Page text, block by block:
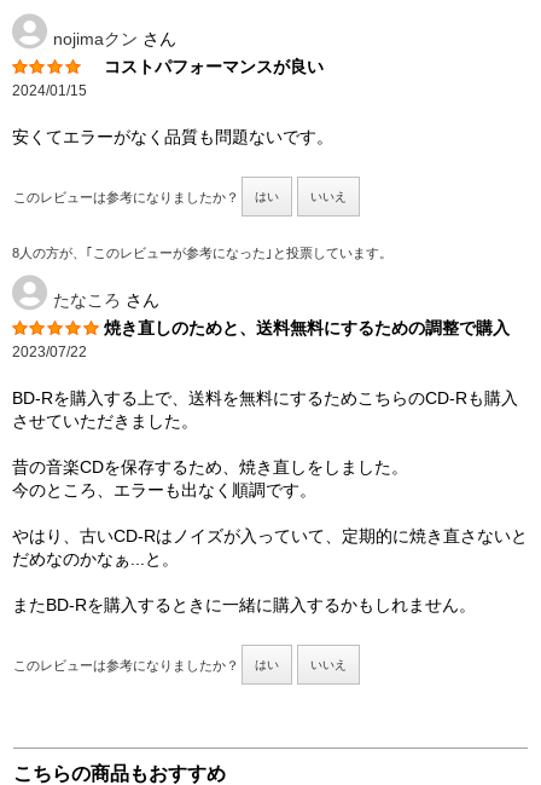
nojimaクン さん
コストパフォーマンスが良い
2024/01/15
安くてエラーがなく品質も問題ないです。
このレビューは参考になりましたか？ はい いいえ
8人の方が、｢このレビューが参考になった｣と投票しています。
たなころ さん
焼き直しのためと、送料無料にするための調整で購入
2023/07/22
BD-Rを購入する上で、送料を無料にするためこちらのCD-Rも購入
させていただきました。
昔の音楽CDを保存するため、焼き直しをしました。
今のところ、エラーも出なく順調です。
やはり、古いCD-Rはノイズが入っていて、定期的に焼き直さないと
だめなのかなぁ...と。
またBD-Rを購入するときに一緒に購入するかもしれません。
このレビューは参考になりましたか？ はい いいえ
こちらの商品もおすすめ